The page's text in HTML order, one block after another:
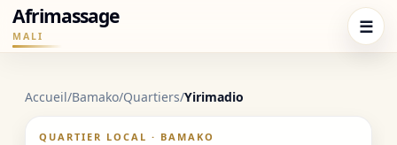
Afrimassage
MALI ☰
Accueil/Bamako/Quartiers/Yirimadio
QUARTIER LOCAL · BAMAKO